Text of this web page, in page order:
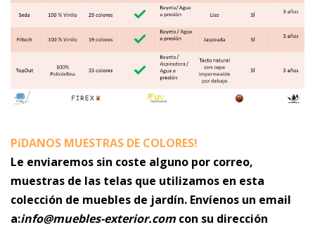
PíDANOS MUESTRAS DE COLORES!
Le enviaremos sin coste alguno por correo,
muestras de las telas que utilizamos en esta
colección de muebles de jardín. Envíenos un email
a:info@muebles-exterior.com con su dirección